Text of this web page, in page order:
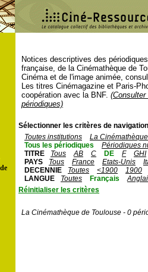
Notices descriptives des
française, de la Cinémathèque de
Cinéma et de l'image animée,
Les titres Cinémagazine et Paris-
coopération avec la BNF.
périodiques)
Sélectionner les critères de
Toutes institutions
La
Tous les périodiques
Périodiques
TITRE
Tous AB C DE F
GHI
PAYS
Tous France Etats-Unis
DECENNIE
Toutes <1900
1900
LANGUE
Toutes Français
Réinitialiser les critères
La Cinémathèque de Toulouse - 0